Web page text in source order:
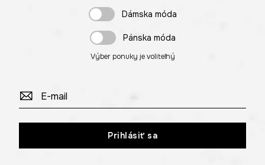
Dámska móda
Pánska móda
Výber ponuky je voliteľný
Prihlásiť sa